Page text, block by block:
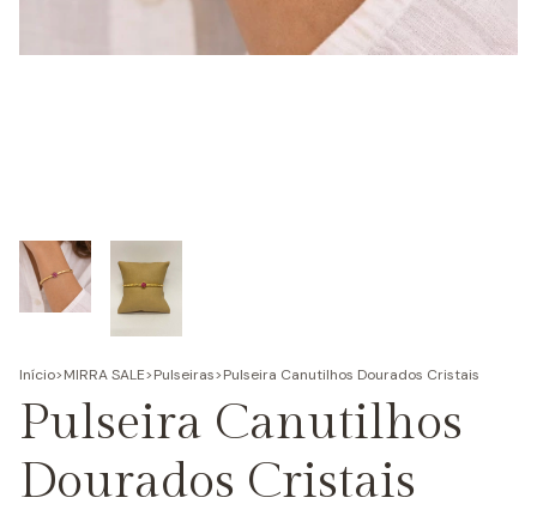
Início>MIRRA SALE>Pulseiras>Pulseira Canutilhos Dourados Cristais
Pulseira Canutilhos
Dourados Cristais